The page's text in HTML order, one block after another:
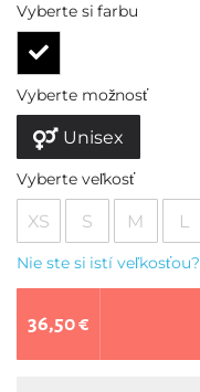
Vyberte si farbu
Vyberte možnosť
Unisex
Vyberte veľkosť
XS S M L
Nie ste si istí veľkosťou?
36,50 €